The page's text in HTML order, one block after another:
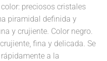
preciosos cristales
piramidal definida y
y crujiente. Color negro.
fina y delicada. Se
a la